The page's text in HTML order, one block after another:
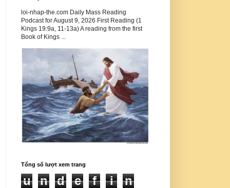
loi-nhap-the.com Daily Mass Reading
Podcast for August 9, 2026 First Reading (1
Kings 19:9a, 11-13a) A reading from the first
Book of Kings ...
Tổng số lượt xem trang
u n d e f i
n